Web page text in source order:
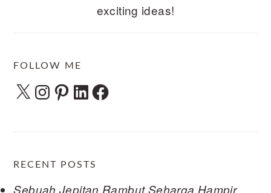
exciting ideas!
FOLLOW ME
X Instagram
Pinterest
LinkedInFacebook
RECENT POSTS
Sebuah Jepitan Rambut Seharga Hampir